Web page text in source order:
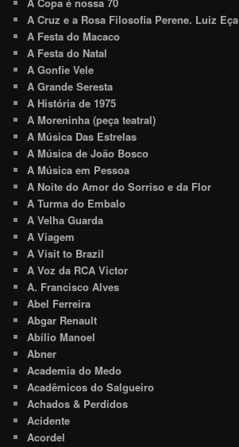
A Cruz e a Rosa Filosofia Perene. Luiz Eça
A Festa do Macaco
A Festa do Natal
A Gonfie Vele
A Grande Seresta
A História de 1975
A Moreninha (peça teatral)
A Música Das Estrelas
A Música de João Bosco
A Música em Pessoa
A Noite do Amor do Sorriso e da Flor
A Turma do Embalo
A Velha Guarda
A Viagem
A Visit to Brazil
A Voz da RCA Victor
A. Francisco Alves
Abel Ferreira
Abgar Renault
Abílio Manoel
Abner
Academia do Medo
Acadêmicos do Salgueiro
Achados & Perdidos
Acidente
Acordel